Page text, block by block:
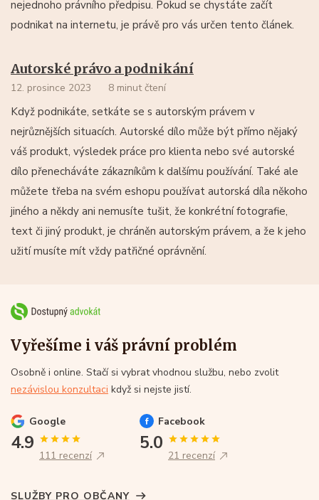
nejednoho právního předpisu. Pokud se chystáte začít
podnikat na internetu, je právě pro vás určen tento článek.
Autorské právo a podnikání
12. prosince 2023 8 minut čtení
Když podnikáte, setkáte se s autorským právem v
nejrůznějších situacích. Autorské dílo může být přímo nějaký
váš produkt, výsledek práce pro klienta nebo své autorské
dílo přenecháváte zákazníkům k dalšímu používání. Také ale
můžete třeba na svém eshopu používat autorská díla někoho
jiného a někdy ani nemusíte tušit, že konkrétní fotografie,
text či jiný produkt, je chráněn autorským právem, a že k jeho
užití musíte mít vždy patřičné oprávnění.
Vyřešíme i váš právní problém
Osobně i online. Stačí si vybrat vhodnou službu, nebo zvolit
nezávislou konzultaci když si nejste jistí.
Google
4.9
111 recenzí
Facebook
5.0
21 recenzí
SLUŽBY PRO OBČANY